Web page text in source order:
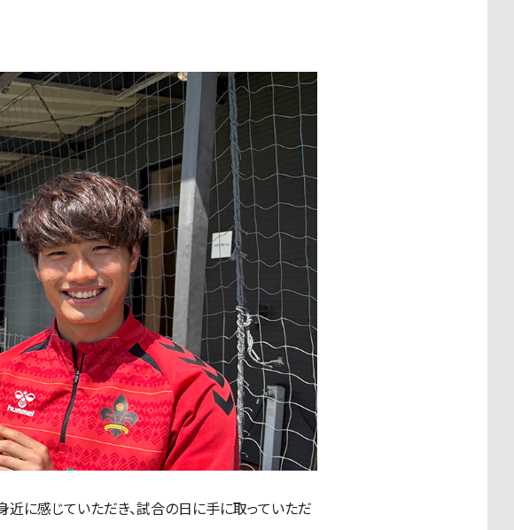
近に感じていただき、試合の日に手に取っていただ